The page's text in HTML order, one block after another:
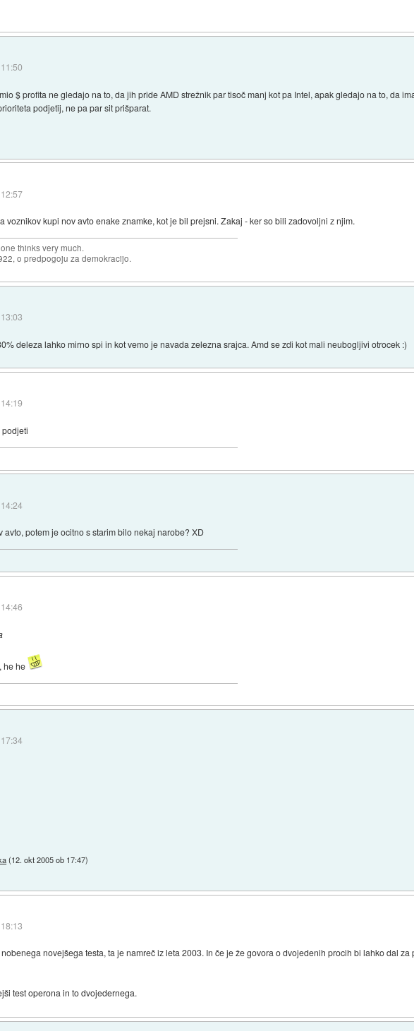
$ profita ne gledajo na to, da jih pride AMD strežnik par tisoč manj kot pa Intel, apak gledajo na to, da
podjetij, ne pa par sit prišparat.
voznikov kupi nov avto enake znamke, kot je bil prejsni. Zakaj - ker so bili zadovoljni z njim.
thinks very much.
o predpogoju za demokracijo.
deleza lahko mirno spi in kot vemo je navada zelezna srajca. Amd se zdi kot mali neubogljivi otrocek :)
avto, potem je ocitno s starim bilo nekaj narobe? XD
he he
(12. okt 2005 ob 17:47)
novejšega testa, ta je namreč iz leta 2003. In če je že govora o dvojedenih procih bi lahko dal
test operona in to dvojedernega.